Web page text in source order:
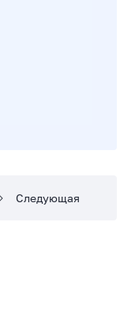
Следующая